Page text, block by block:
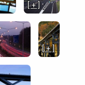
[ + ]
[ + ]